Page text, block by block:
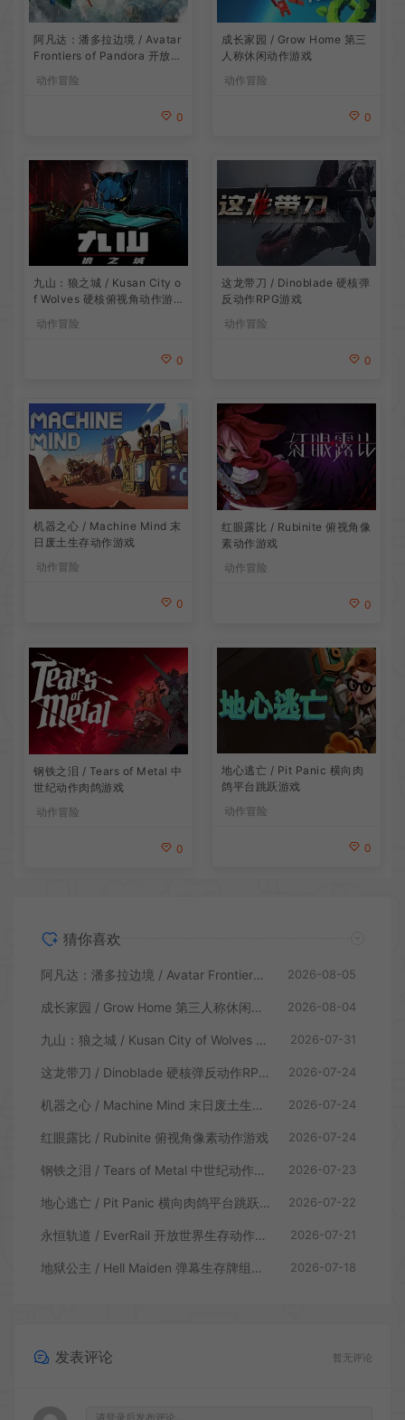
阿凡达：潘多拉边境 / Avatar
Frontiers of Pandora 开放世
动作冒险
0
成长家园 / Grow Home 第三
人称休闲动作游戏
动作冒险
0
九山：狼之城 / Kusan City o
f Wolves 硬核俯视角动作游
动作冒险
0
这龙带刀 / Dinoblade 硬核弹
反动作RPG游戏
动作冒险
0
机器之心 / Machine Mind 末
日废土生存动作游戏
动作冒险
0
红眼露比 / Rubinite 俯视角像
素动作游戏
动作冒险
0
钢铁之泪 / Tears of Metal 中
世纪动作肉鸽游戏
动作冒险
0
地心逃亡 / Pit Panic 横向肉
鸽平台跳跃游戏
动作冒险
0
猜你喜欢
阿凡达：潘多拉边境 / Avatar Frontiers of Pandora 开放世界冒险游戏 2026-08-05
成长家园 / Grow Home 第三人称休闲动作游戏 2026-08-04
九山：狼之城 / Kusan City of Wolves 硬核俯视角动作游戏 2026-07-31
这龙带刀 / Dinoblade 硬核弹反动作RPG游戏 2026-07-24
机器之心 / Machine Mind 末日废土生存动作游戏 2026-07-24
红眼露比 / Rubinite 俯视角像素动作游戏 2026-07-24
钢铁之泪 / Tears of Metal 中世纪动作肉鸽游戏 2026-07-23
地心逃亡 / Pit Panic 横向肉鸽平台跳跃游戏 2026-07-22
永恒轨道 / EverRail 开放世界生存动作游戏 2026-07-21
地狱公主 / Hell Maiden 弹幕生存牌组动作游戏 2026-07-18
发表评论 暂无评论